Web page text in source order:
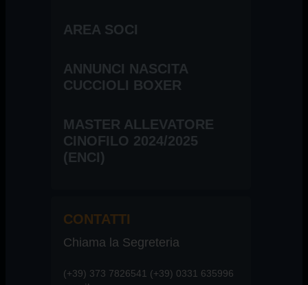
AREA SOCI
ANNUNCI NASCITA
CUCCIOLI BOXER
MASTER ALLEVATORE
CINOFILO 2024/2025
(ENCI)
CONTATTI
Chiama la Segreteria
(+39) 373 7826541 (+39) 0331 635996